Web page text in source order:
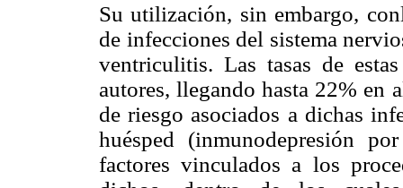
Su utilización, sin embargo,
de infecciones del sistema
ventriculitis. Las tasas de
autores, llegando hasta 22% en
de riesgo asociados a dichas
huésped (inmunodepresión
factores vinculados a los